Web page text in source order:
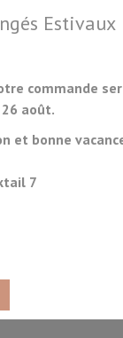
Estivaux
commande
août.
et bonne
7